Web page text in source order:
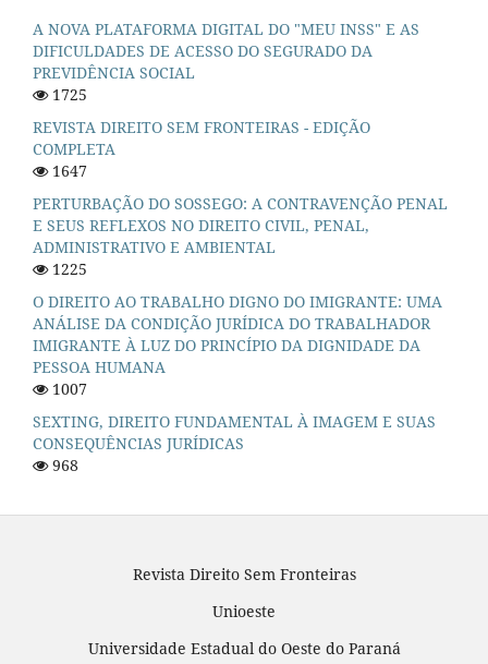
A NOVA PLATAFORMA DIGITAL DO "MEU INSS" E AS
DIFICULDADES DE ACESSO DO SEGURADO DA
PREVIDÊNCIA SOCIAL
1725
REVISTA DIREITO SEM FRONTEIRAS - EDIÇÃO
COMPLETA
1647
PERTURBAÇÃO DO SOSSEGO: A CONTRAVENÇÃO PENAL
E SEUS REFLEXOS NO DIREITO CIVIL, PENAL,
ADMINISTRATIVO E AMBIENTAL
1225
O DIREITO AO TRABALHO DIGNO DO IMIGRANTE: UMA
ANÁLISE DA CONDIÇÃO JURÍDICA DO TRABALHADOR
IMIGRANTE À LUZ DO PRINCÍPIO DA DIGNIDADE DA
PESSOA HUMANA
1007
SEXTING, DIREITO FUNDAMENTAL À IMAGEM E SUAS
CONSEQUÊNCIAS JURÍDICAS
968
Revista Direito Sem Fronteiras
Unioeste
Universidade Estadual do Oeste do Paraná